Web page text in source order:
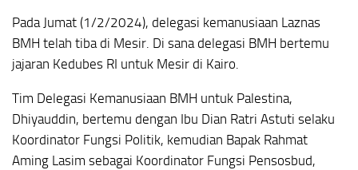
Pada Jumat (1/2/2024), delegasi kemanusiaan Laznas
BMH telah tiba di Mesir. Di sana delegasi BMH bertemu
jajaran Kedubes RI untuk Mesir di Kairo.
Tim Delegasi Kemanusiaan BMH untuk Palestina,
Dhiyauddin, bertemu dengan Ibu Dian Ratri Astuti selaku
Koordinator Fungsi Politik, kemudian Bapak Rahmat
Aming Lasim sebagai Koordinator Fungsi Pensosbud,